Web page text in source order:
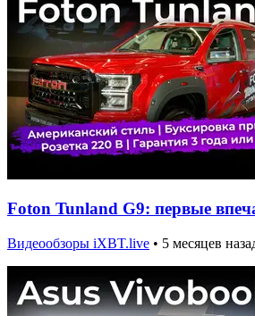
Foton Tunland G9: первые
Видеообзоры iXBT.live • 5 месяцев